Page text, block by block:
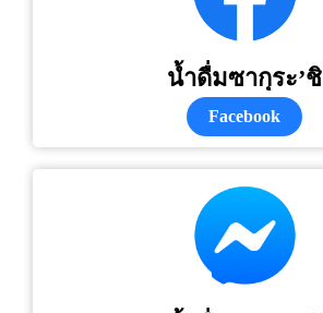
น้ำดื่มซากุระ’ชิ
Facebook